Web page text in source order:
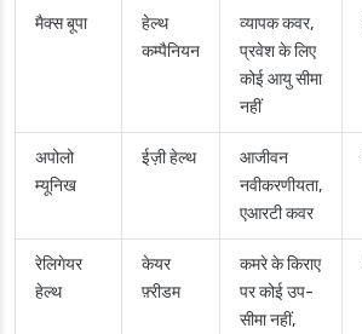
मैक्स बूपा
हेल्थ
कम्पैनियन
व्यापक कवर,
प्रवेश के लिए
कोई आयु सीमा
नहीं
अपोलो
म्यूनिख
ईज़ी हेल्थ
आजीवन
नवीकरणीयता,
एआरटी कवर
रेलिगेयर
हेल्थ
केयर
फ़्रीडम
कमरे के किराए
पर कोई उप-
सीमा नहीं,